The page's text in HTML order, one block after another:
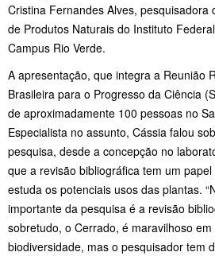
Cristina Fernandes Alves, pesquisadora
de Produtos Naturais do Instituto
Campus Rio Verde.
A apresentação, que integra a Reunião
Brasileira para o Progresso da Ciência
de aproximadamente 100 pessoas no
Especialista no assunto, Cássia falou
pesquisa, desde a concepção no
que a revisão bibliográfica tem um
estuda os potenciais usos das plantas.
importante da pesquisa é a revisão
sobretudo, o Cerrado, é maravilhoso
biodiversidade, mas o pesquisador tem